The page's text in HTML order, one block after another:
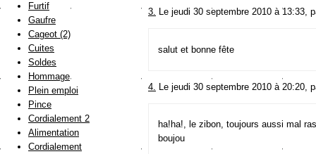
3. Le jeudi 30 septembre 2010 à 13:33,
salut et bonne fête
4. Le jeudi 30 septembre 2010 à 20:20,
ha!ha!, le zibon, toujours aussi mal
boujou
Furtif
Gaufre
Cageot (2)
Cuites
Soldes
Hommage
Plein emploi
Pince
Cordialement 2
Alimentation
Cordialement